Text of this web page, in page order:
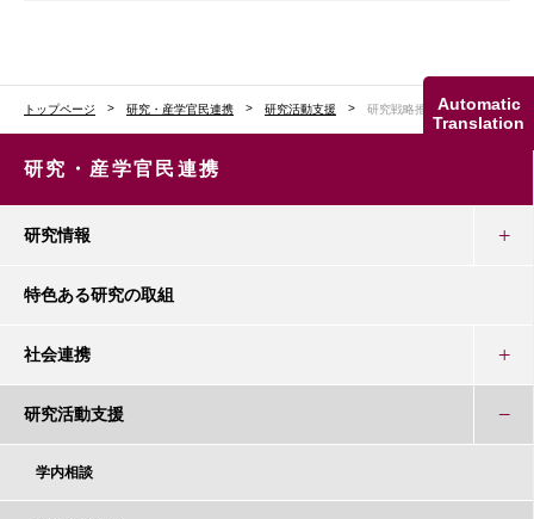
Automatic
Translation
トップページ 研究・産学官民連携 研究活動支援 研究戦略推進
研究・産学官民連携
研究情報
特色ある研究の取組
社会連携
研究活動支援
学内相談